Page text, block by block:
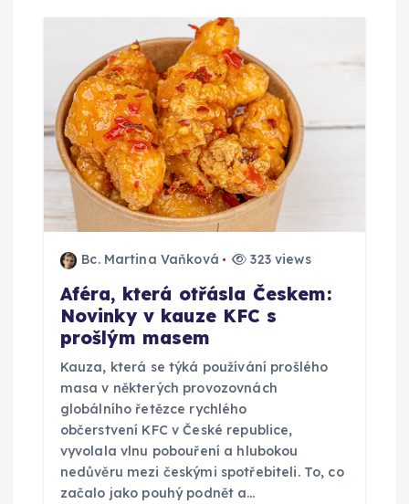
Bc. Martina Vaňková 323 views
Aféra, která otřásla Českem:
Novinky v kauze KFC s
prošlým masem
Kauza, která se týká používání prošlého
masa v některých provozovnách
globálního řetězce rychlého
občerstvení KFC v České republice,
vyvolala vlnu pobouření a hlubokou
nedůvěru mezi českými spotřebiteli. To, co
začalo jako pouhý podnět a…